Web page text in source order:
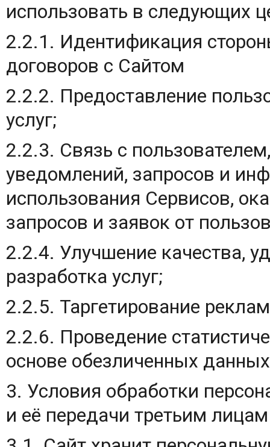
использовать в следующих
2.2.1. Идентификация
договоров с Сайтом
2.2.2. Предоставление
услуг;
2.2.3. Связь с
уведомлений, запросов и
использования Сервисов,
запросов и заявок от
2.2.4. Улучшение качества,
разработка услуг;
2.2.5. Таргетирование
2.2.6. Проведение
основе обезличенных
3. Условия обработки
и её передачи третьим лицам